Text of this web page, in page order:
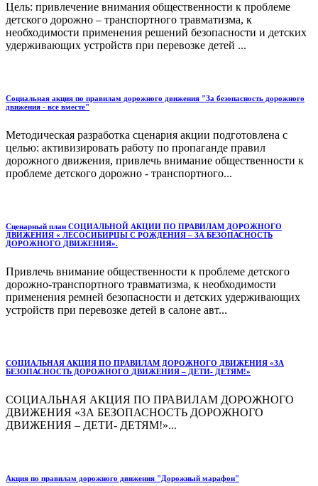
Цель: привлечение внимания общественности к проблеме
детского дорожно – транспортного травматизма, к
необходимости применения решений безопасности и детских
удерживающих устройств при перевозке детей ...
Социальная акция по правилам дорожного движения "За безопасность дорожного
движения - все вместе"
Методическая разработка сценария акции подготовлена с
целью: активизировать работу по пропаганде правил
дорожного движения, привлечь внимание общественности к
проблеме детского дорожно - транспортного...
Сценарный план СОЦИАЛЬНОЙ АКЦИИ ПО ПРАВИЛАМ ДОРОЖНОГО
ДВИЖЕНИЯ « ЛЕСОСИБИРЦЫ С РОЖДЕНИЯ – ЗА БЕЗОПАСНОСТЬ
ДОРОЖНОГО ДВИЖЕНИЯ».
Привлечь внимание общественности к проблеме детского
дорожно-транспортного травматизма, к необходимости
применения ремней безопасности и детских удерживающих
устройств при перевозке детей в салоне авт...
СОЦИАЛЬНАЯ АКЦИЯ ПО ПРАВИЛАМ ДОРОЖНОГО ДВИЖЕНИЯ «ЗА
БЕЗОПАСНОСТЬ ДОРОЖНОГО ДВИЖЕНИЯ – ДЕТИ- ДЕТЯМ!»
СОЦИАЛЬНАЯ АКЦИЯ ПО ПРАВИЛАМ ДОРОЖНОГО
ДВИЖЕНИЯ «ЗА БЕЗОПАСНОСТЬ ДОРОЖНОГО
ДВИЖЕНИЯ – ДЕТИ- ДЕТЯМ!»...
Акция по правилам дорожного движения "Дорожный марафон"